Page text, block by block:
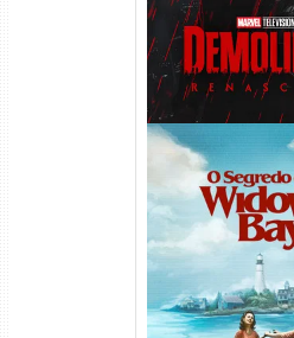
O Segredo de
1ª Temporada
WEB-DL 1080p